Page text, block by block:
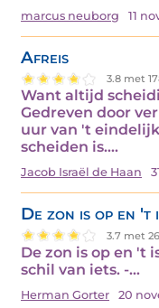
marcus neuborg 11
Afreis
3.8 met
Want altijd
Gedreven door
uur van 't
scheiden is.…
Jacob Israël de Haan
De zon is op en
3.7 met
De zon is op en 't
schil van iets. -…
Herman Gorter 20